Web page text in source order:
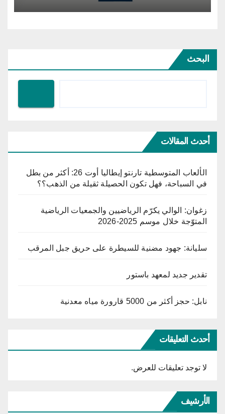
البحث
أحدث المقالات
الألعاب المتوسطية تارنتو إيطاليا أوت 26: أكثر من بطل
في السباحة، فهل تكون الحصيلة ثقيلة من الذهب؟؟
زغوان: الوالي يكرّم الرياضيين والجمعيات الرياضية
المتوّجة خلال موسم 2025-2026
سليانة: جهود مضنية للسيطرة على حريق جبل المرقب
تقدير جديد لمعهد باستور
نابل: حجز أكثر من 5000 قارورة مياه معدنية
أحدث التعليقات
لا توجد تعليقات للعرض.
الأرشيف